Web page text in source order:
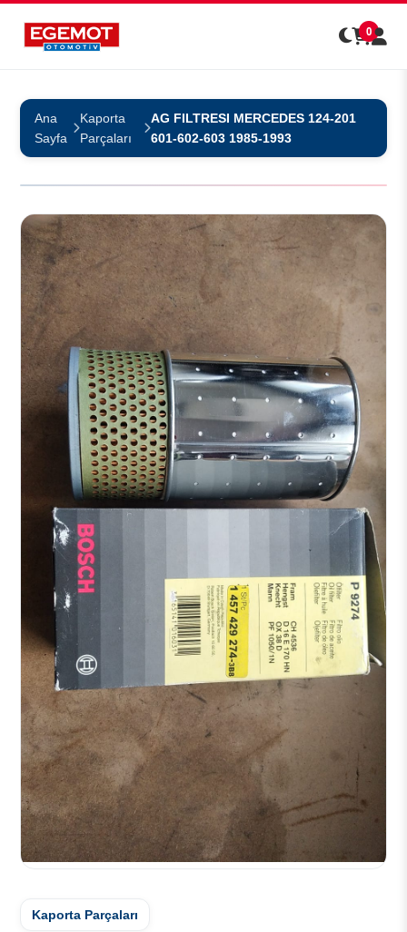
0
Ana
Sayfa
Kaporta
Parçaları
AG FILTRESI MERCEDES 124-201
601-602-603 1985-1993
Kaporta Parçaları